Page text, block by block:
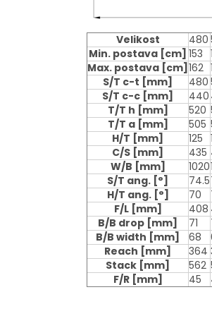
Velikost 480
Min. postava [cm] 153
Max. postava [cm] 162
S/T c-t [mm] 480
S/T c-c [mm] 440
T/T h [mm] 520
T/T a [mm] 505
H/T [mm] 125
C/S [mm] 435
W/B [mm] 1020
S/T ang. [°] 74.5
H/T ang. [°] 70
F/L [mm] 408
B/B drop [mm] 71
B/B width [mm] 68
Reach [mm] 364
Stack [mm] 562
F/R [mm] 45